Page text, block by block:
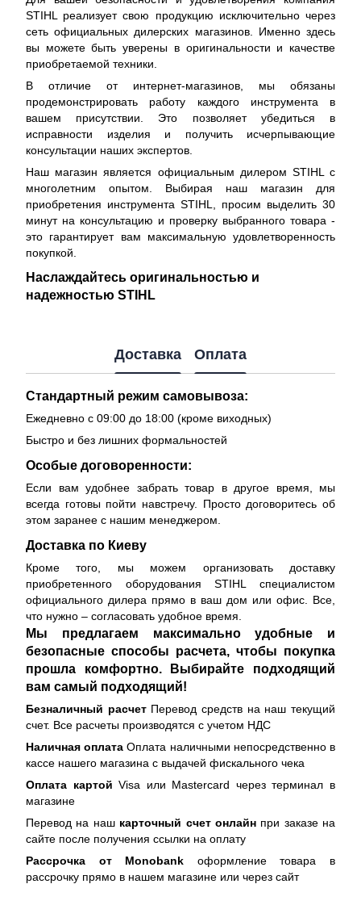
STIHL реализует свою продукцию исключительно через
сеть официальных дилерских магазинов. Именно здесь
вы можете быть уверены в оригинальности и качестве
приобретаемой техники.
В отличие от интернет-магазинов, мы обязаны
продемонстрировать работу каждого инструмента в
вашем присутствии. Это позволяет убедиться в
исправности изделия и получить исчерпывающие
консультации наших экспертов.
Наш магазин является официальным дилером STIHL с
многолетним опытом. Выбирая наш магазин для
приобретения инструмента STIHL, просим выделить 30
минут на консультацию и проверку выбранного товара -
это гарантирует вам максимальную удовлетворенность
покупкой.
Наслаждайтесь оригинальностью и
надежностью STIHL
Доставка Оплата
Стандартный режим самовывоза:
Ежедневно с 09:00 до 18:00 (кроме виходных)
Быстро и без лишних формальностей
Особые договоренности:
Если вам удобнее забрать товар в другое время, мы
всегда готовы пойти навстречу. Просто договоритесь об
этом заранее с нашим менеджером.
Доставка по Киеву
Кроме того, мы можем организовать доставку
приобретенного оборудования STIHL специалистом
официального дилера прямо в ваш дом или офис. Все,
что нужно – согласовать удобное время.
Мы предлагаем максимально удобные и
безопасные способы расчета, чтобы покупка
прошла комфортно. Выбирайте подходящий
вам самый подходящий!
Безналичный расчетПеревод средств на наш текущий
счет. Все расчеты производятся с учетом НДС
Наличная оплата Оплата наличными непосредственно в
кассе нашего магазина с выдачей фискального чека
Оплата картой Visa или Mastercard через терминал в
магазине
Перевод на наш карточный счет онлайнпри заказе на
сайте после получения ссылки на оплату
Рассрочка от Monobank оформление товара в
рассрочку прямо в нашем магазине или через сайт